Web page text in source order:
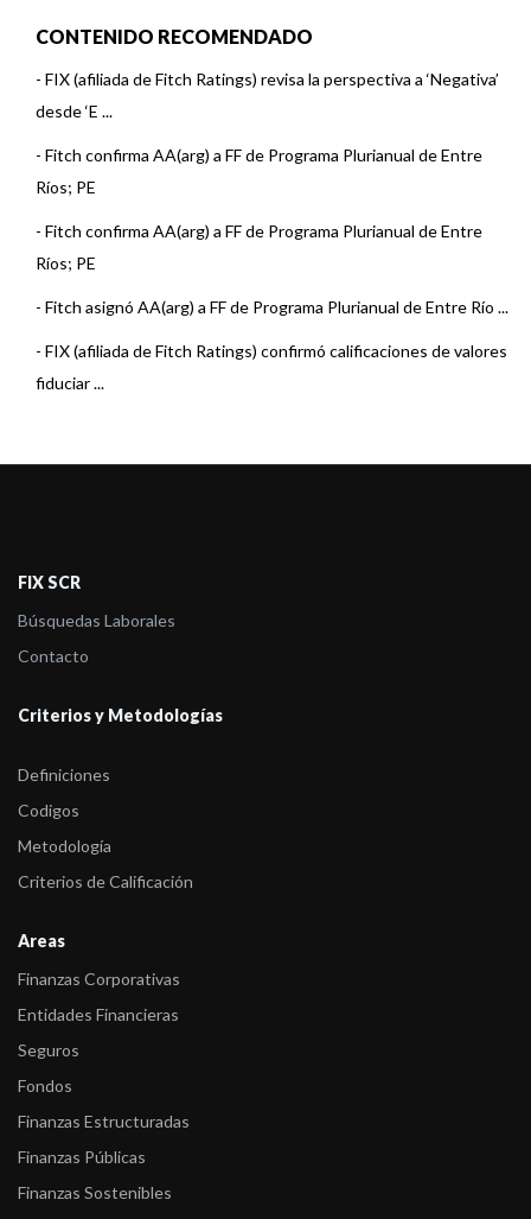
CONTENIDO RECOMENDADO
- FIX (afiliada de Fitch Ratings) revisa la perspectiva a ‘Negativa’
desde ‘E ...
- Fitch confirma AA(arg) a FF de Programa Plurianual de Entre
Ríos; PE
- Fitch confirma AA(arg) a FF de Programa Plurianual de Entre
Ríos; PE
- Fitch asignó AA(arg) a FF de Programa Plurianual de Entre Río ...
- FIX (afiliada de Fitch Ratings) confirmó calificaciones de valores
fiduciar ...
FIX SCR
Búsquedas Laborales
Contacto
Criterios y Metodologías
Definiciones
Codigos
Metodología
Criterios de Calificación
Areas
Finanzas Corporativas
Entidades Financieras
Seguros
Fondos
Finanzas Estructuradas
Finanzas Públicas
Finanzas Sostenibles